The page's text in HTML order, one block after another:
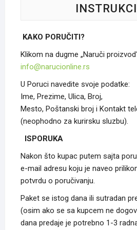
KAKO PORUČITI?
Klikom na dugme „Naruči
info@narucionline.rs
U Poruci navedite svoje podatke:
Ime, Prezime, Ulica, Broj,
Mesto, Poštanski broj i Kontakt
(neophodno za kurirsku sluzbu).
ISPORUKA
Nakon što kupac putem sajta
e-mail adresu koju je naveo
potvrdu o poručivanju.
Paket se istog dana ili sutradan
(osim ako se sa kupcem ne
dana predaje je potrebno 1-3